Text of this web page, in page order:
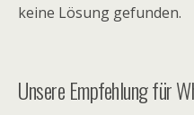
keine Lösung gefunden.
Unsere Empfehlung für